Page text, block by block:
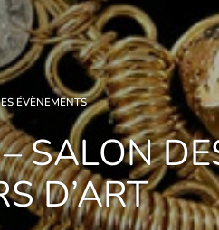
ÉVÈNEMENTS
SALON
D’ART